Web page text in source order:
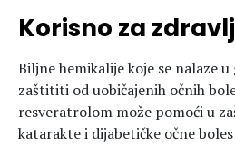
Korisno za
Biljne hemikalije koje se nalaze
zaštititi od uobičajenih očnih
resveratrolom može pomoći u
katarakte i dijabetičke očne